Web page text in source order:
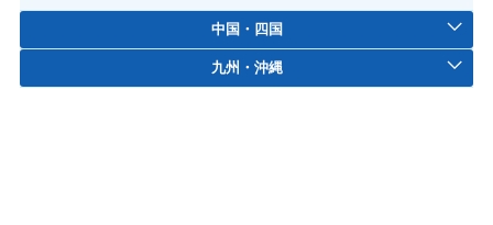
中国・四国
九州・沖縄